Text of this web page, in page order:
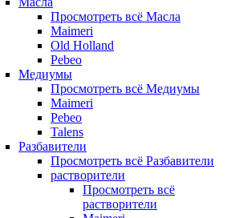
Просмотреть всё Масла
Maimeri
Old Holland
Pebeo
Медиумы
Просмотреть всё Медиумы
Maimeri
Pebeo
Talens
Разбавители
Просмотреть всё Разбавители
растворители
Просмотреть всё
растворители